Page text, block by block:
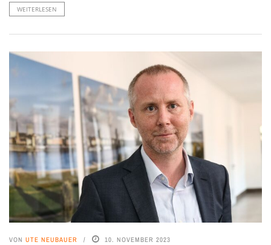
WEITERLESEN
VON UTE NEUBAUER 10. NOVEMBER 2023